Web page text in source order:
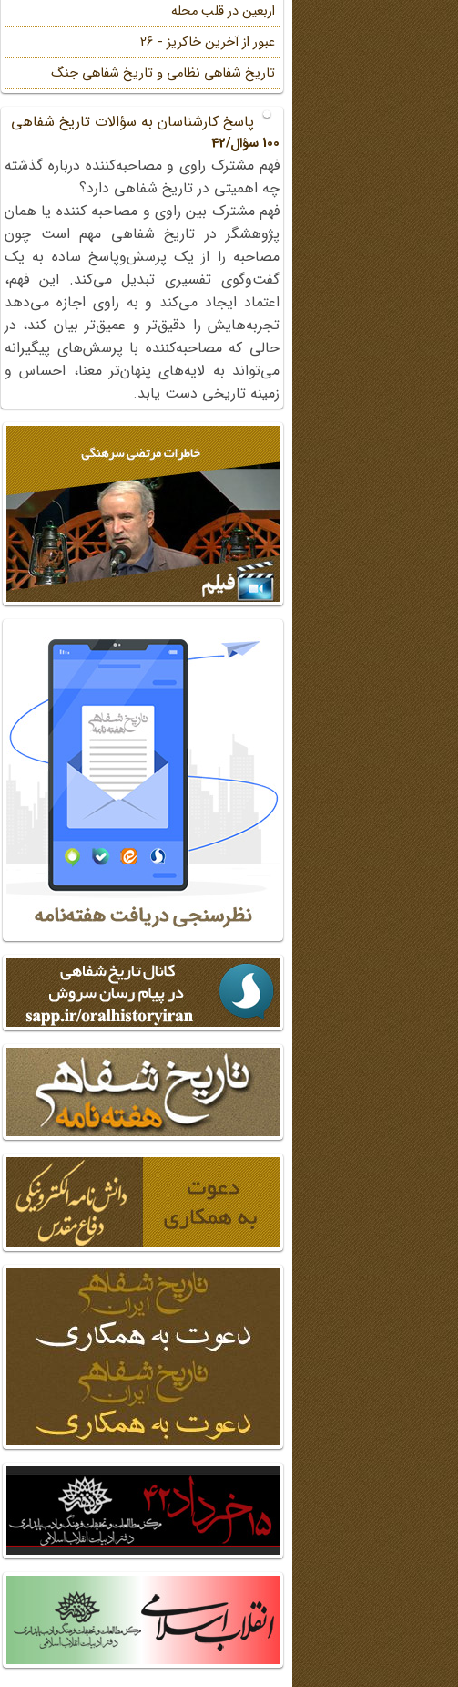
اربعین در قلب محله
عبور از آخرین خاکریز - 26
تاریخ شفاهی نظامی و تاریخ شفاهی جنگ
پاسخ کارشناسان به سؤالات تاریخ شفاهی
100 سؤال/42
فهم مشترک راوی و مصاحبه‌کننده درباره گذشته
چه اهمیتی در تاریخ شفاهی دارد؟
فهم مشترک بین راوی و مصاحبه کننده یا همان
پژوهشگر در تاریخ شفاهی مهم است چون
مصاحبه را از یک پرسش‌وپاسخ ساده به یک
گفت‌وگوی تفسیری تبدیل می‌کند. این فهم،
اعتماد ایجاد می‌کند و به راوی اجازه می‌دهد
تجربه‌هایش را دقیق‌تر و عمیق‌تر بیان کند، در
حالی که مصاحبه‌کننده با پرسش‌های پیگیرانه
می‌تواند به لایه‌های پنهان‌تر معنا، احساس و
زمینه تاریخی دست یابد.